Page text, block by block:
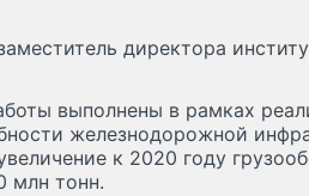
директора
выполнены в рамках
железнодорожной
к 2020 году
млн тонн.